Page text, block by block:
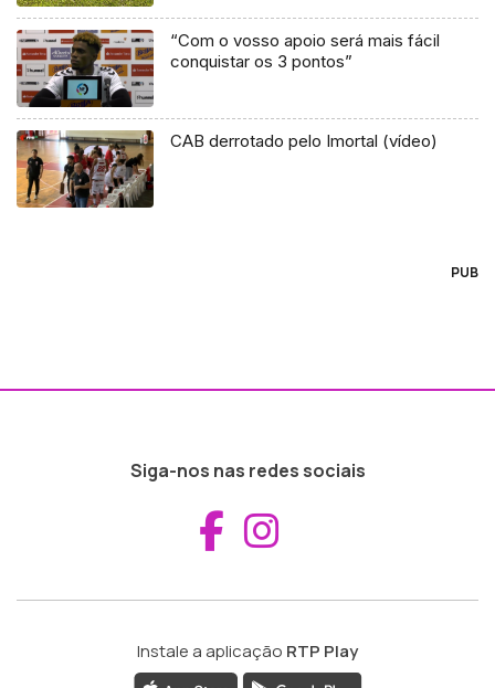
“Com o vosso apoio será mais fácil
conquistar os 3 pontos”
CAB derrotado pelo Imortal (vídeo)
PUB
Siga-nos nas redes sociais
Aceder ao
Instale a aplicação RTP Play